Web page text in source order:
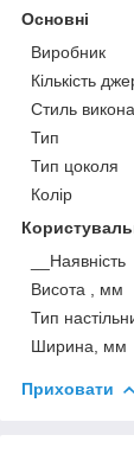
Основні
Виробник
Кількість
Стиль
Тип
Тип цоколя
Колір
__Наявність
Висота , мм
Тип
Ширина, мм
Приховати